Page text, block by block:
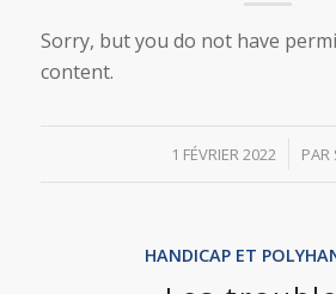
Sorry, but you do not have
content.
1 FÉVRIER 2022
/ PAR
HANDICAP ET